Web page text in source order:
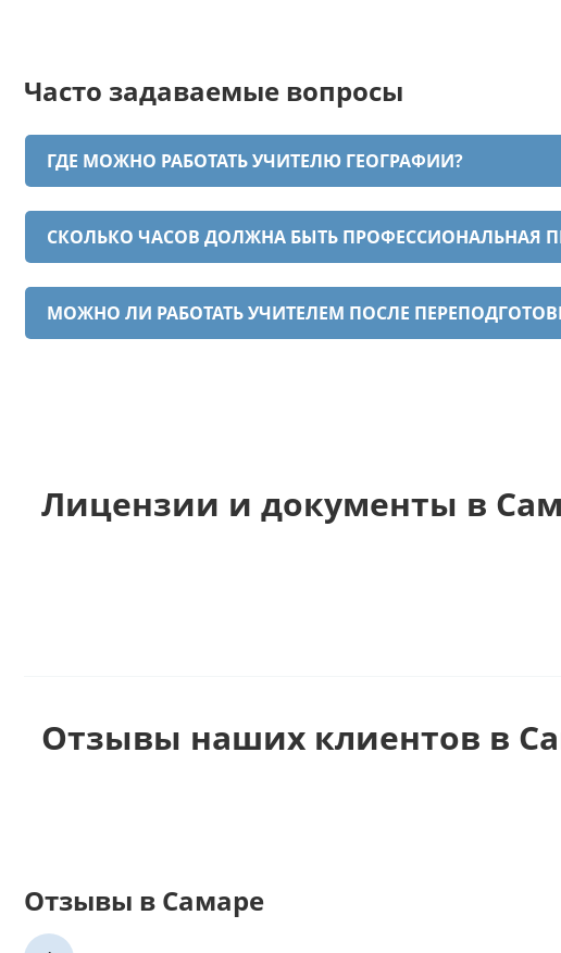
Часто задаваемые вопросы
ГДЕ МОЖНО РАБОТАТЬ УЧИТЕЛЮ ГЕОГРАФИИ?
СКОЛЬКО ЧАСОВ ДОЛЖНА БЫТЬ ПРОФЕССИОНАЛЬНАЯ
МОЖНО ЛИ РАБОТАТЬ УЧИТЕЛЕМ ПОСЛЕ
Лицензии и документы в
Отзывы наших клиентов в
Отзывы в Самаре